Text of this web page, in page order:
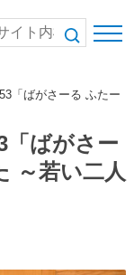
「ばがさーる ふたー
ばがさー
～若い二人